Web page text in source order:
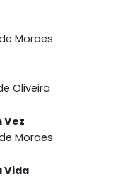
Moraes
Oliveira
Vez
Moraes
Vida